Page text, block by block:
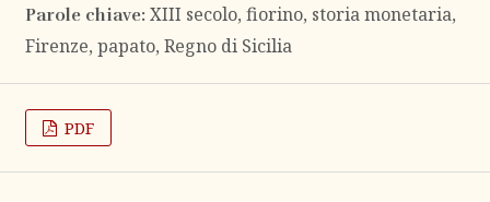
Parole chiave: XIII secolo, fiorino, storia monetaria,
Firenze, papato, Regno di Sicilia
PDF